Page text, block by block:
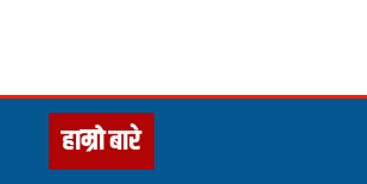
हाम्रो बारे